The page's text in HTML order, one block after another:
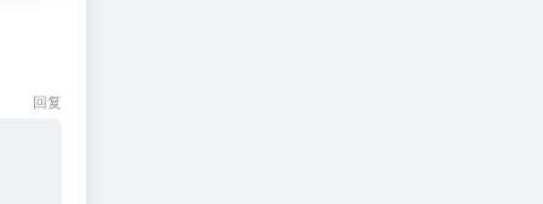
回复